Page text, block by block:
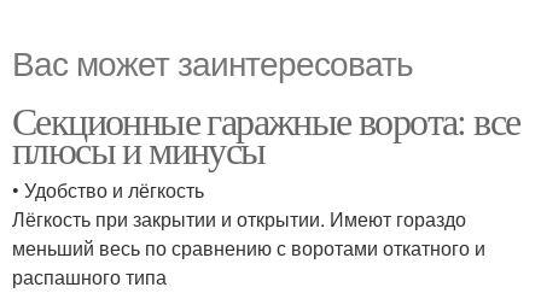
Вас может заинтересовать
Секционные гаражные ворота: все
плюсы и минусы
• Удобство и лёгкость
Лёгкость при закрытии и открытии. Имеют гораздо
меньший весь по сравнению с воротами откатного и
распашного типа